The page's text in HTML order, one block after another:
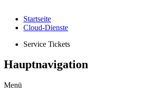
Startseite
Cloud-Dienste
Service Tickets
Hauptnavigation
Menü